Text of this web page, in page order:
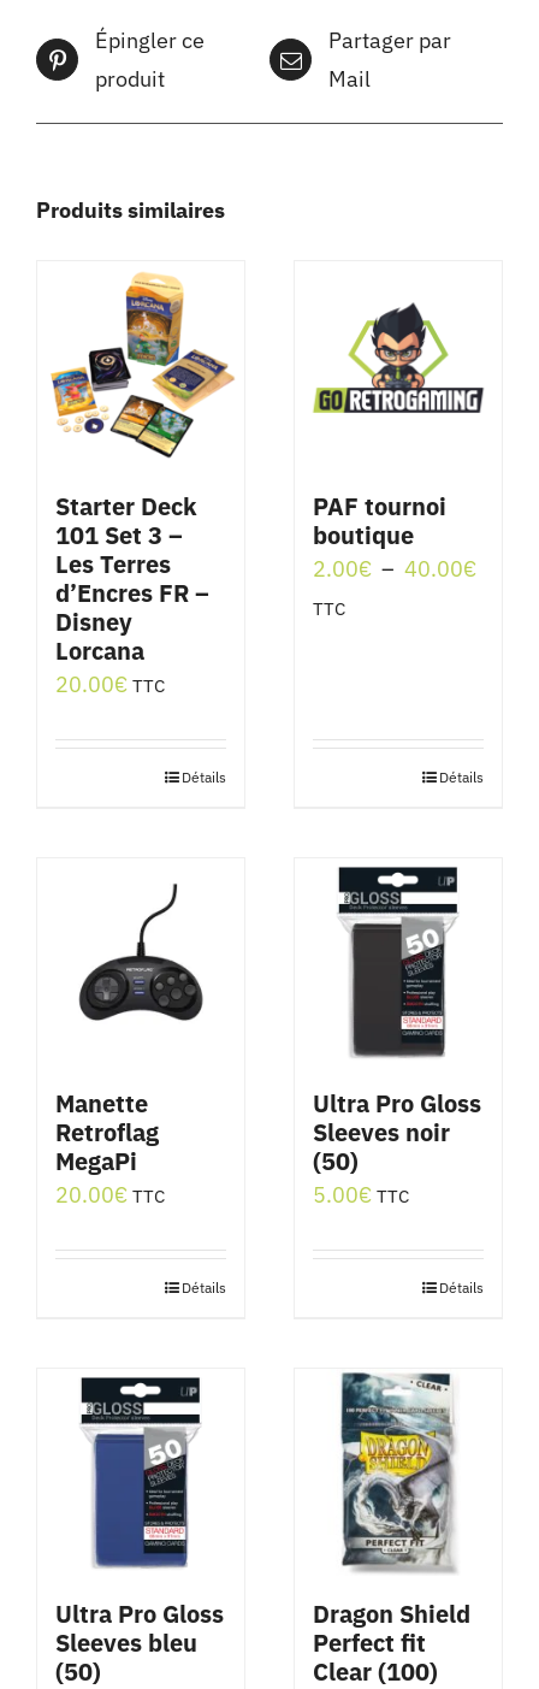
Épingler ce
produit
Partager par
Mail
Produits similaires
Starter Deck
101 Set 3 –
Les Terres
d’Encres FR –
Disney
Lorcana
20.00€ TTC
Détails
PAF tournoi
boutique
2.00€ – 40.00€Plage
TTC
plusieurs
variations.
peuvent
être
choisies
sur
la
page
Détails
Manette
Retroflag
MegaPi
20.00€ TTC
Détails
Ultra Pro Gloss
Sleeves noir
(50)
5.00€ TTC
Détails
Ultra Pro Gloss
Sleeves bleu
(50)
Dragon Shield
Perfect fit
Clear (100)